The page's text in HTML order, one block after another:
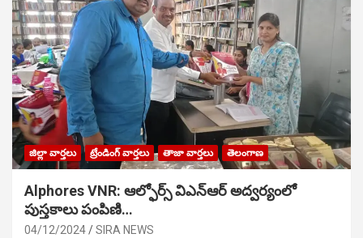
జిల్లా వార్తలు ట్రేండింగ్ వార్తలు తాజా వార్తలు తెలంగాణ
Alphores VNR: ఆల్ఫోర్స్ విఎన్ఆర్ అద్వర్యంలో
పుస్తకాలు పంపిణి…
04/12/2024 SIRA NEWS